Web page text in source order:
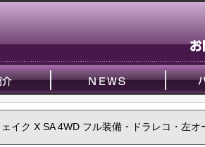
イク X SA 4WD フル装備・ドラレコ・左オ